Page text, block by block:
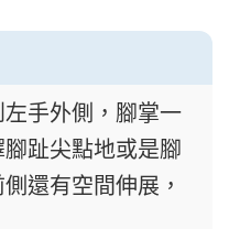
手外側，腳掌一
趾尖點地或是腳
還有空間伸展，